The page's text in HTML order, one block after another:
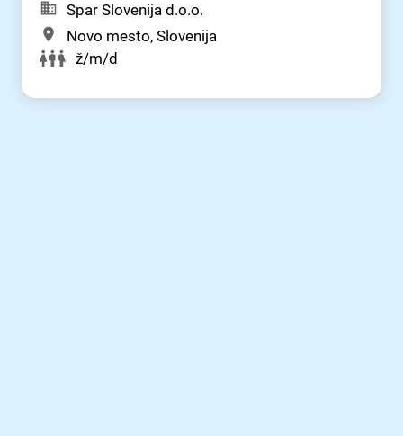
Spar Slovenija d.o.o.
Novo mesto, Slovenija
ž/m/d